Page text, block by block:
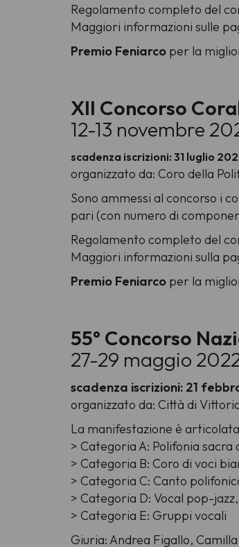
Regolamento completo del
Maggiori informazioni sulle
Premio Feniarco per la
XII Concorso
12-13 novembre
scadenza iscrizioni: 31 luglio
organizzato da: Coro della
Sono ammessi al concorso i
pari (con numero di
Regolamento completo del
Maggiori informazioni sulla
Premio Feniarco per la
55° Concorso
27-29 maggio
scadenza iscrizioni: 21
organizzato da: Città di
La manifestazione è
> Categoria A: Polifonia sacra
> Categoria B: Coro di voci
> Categoria C: Canto
> Categoria D: Vocal pop-
> Categoria E: Gruppi vocali
Giuria: Andrea Figallo,